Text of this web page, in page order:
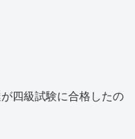
四級試験に合格したの